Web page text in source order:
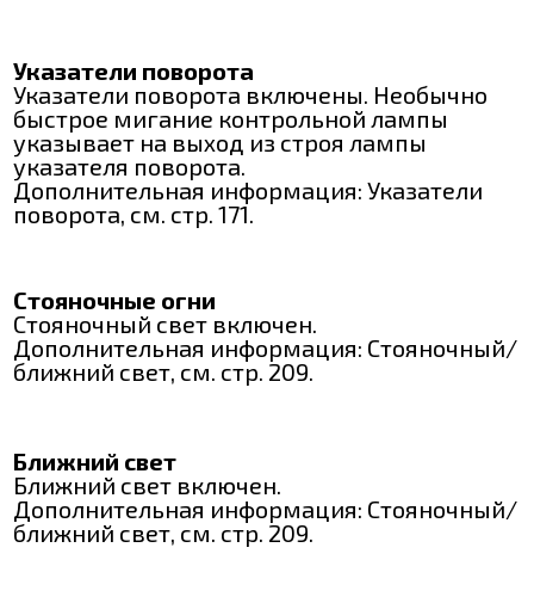
Указатели поворота
Указатели поворота включены. Необычно
быстрое мигание контрольной лампы
указывает на выход из строя лампы
указателя поворота.
Дополнительная информация: Указатели
поворота, см. стр. 171.
Стояночные огни
Стояночный свет включен.
Дополнительная информация: Стояночный/
ближний свет, см. стр. 209.
Ближний свет
Ближний свет включен.
Дополнительная информация: Стояночный/
ближний свет, см. стр. 209.